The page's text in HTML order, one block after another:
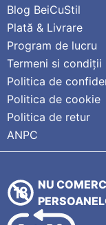
Blog BeiCuStil
Plată & Livrare
Program de lucru
Termeni si condiții
Politica de
Politica de cookie
Politica de retur
ANPC
NU